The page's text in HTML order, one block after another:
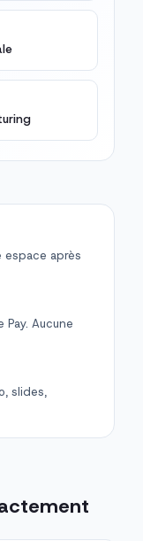
espace après
Pay. Aucune
slides,